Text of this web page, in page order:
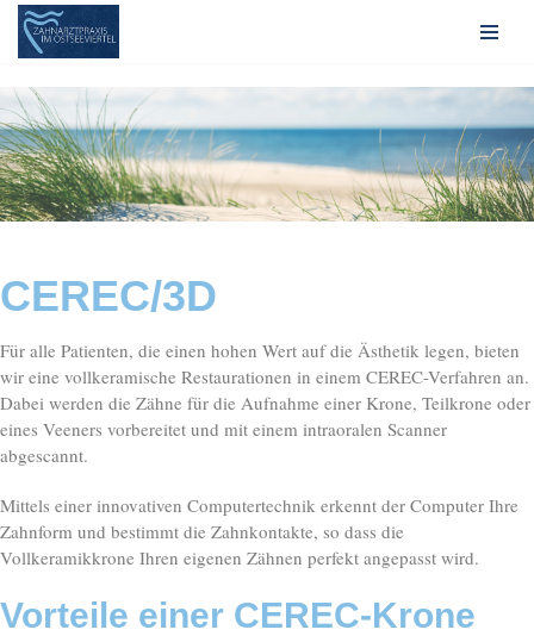
Zum
Inhalt
springen
CEREC/3D
Für alle Patienten, die einen hohen Wert auf die Ästhetik legen, bieten
wir eine vollkeramische Restaurationen in einem CEREC-Verfahren an.
Dabei werden die Zähne für die Aufnahme einer Krone, Teilkrone oder
eines Veeners vorbereitet und mit einem intraoralen Scanner
abgescannt.
Mittels einer innovativen Computertechnik erkennt der Computer Ihre
Zahnform und bestimmt die Zahnkontakte, so dass die
Vollkeramikkrone Ihren eigenen Zähnen perfekt angepasst wird.
Vorteile einer CEREC-Krone